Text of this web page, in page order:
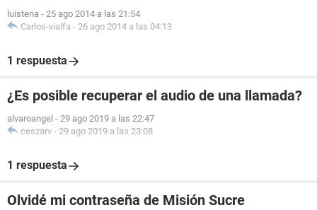
luistena - 25 ago 2014 a las 21:54
Carlos-vialfa - 26 ago 2014 a las 04:13
1 respuesta
¿Es posible recuperar el audio de una llamada?
alvaroangel - 29 ago 2019 a las 22:47
ceszarv - 29 ago 2019 a las 23:08
1 respuesta
Olvidé mi contraseña de Misión Sucre